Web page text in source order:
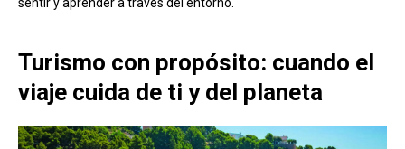
Turismo con propósito: cuando el
viaje cuida de ti y del planeta